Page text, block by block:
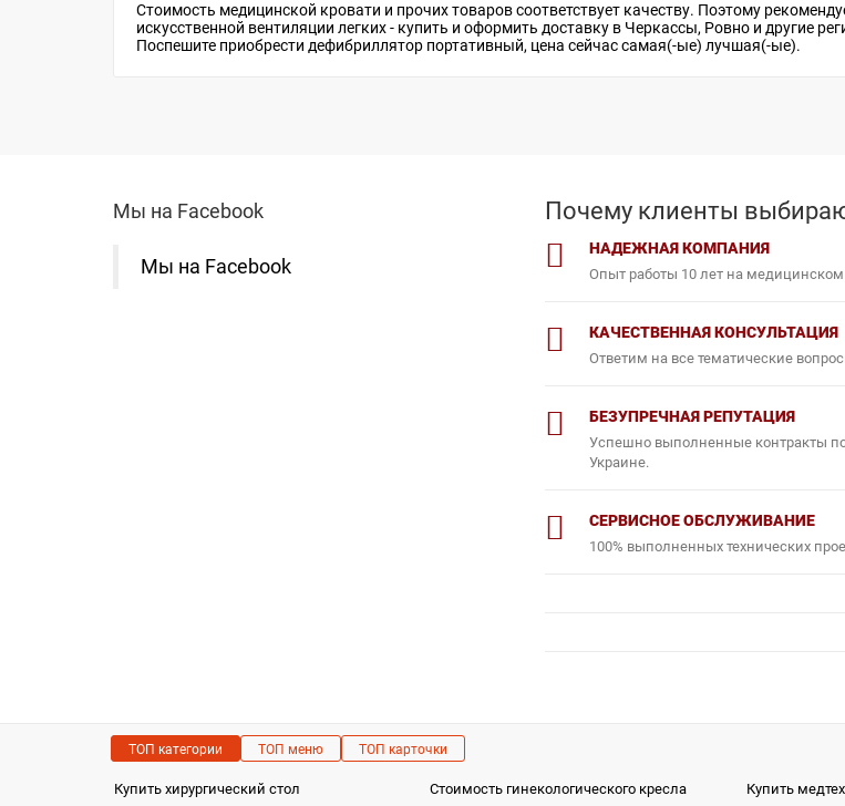
Стоимость медицинской кровати и прочих товаров соответствует качеству. Поэтому
искусственной вентиляции легких - купить и оформить доставку в Черкассы, Ровно и другие
Поспешите приобрести дефибриллятор портативный, цена сейчас самая(-ые) лучшая(-ые).
Мы на Facebook
Мы на Facebook
Почему клиенты
НАДЕЖНАЯ КОМПАНИЯ
Опыт работы 10 лет на
КАЧЕСТВЕННАЯ КОНСУЛЬТАЦИЯ
Ответим на все тематические
БЕЗУПРЕЧНАЯ РЕПУТАЦИЯ
Успешно выполненные контракты
Украине.
СЕРВИСНОЕ ОБСЛУЖИВАНИЕ
100% выполненных технических
ТОП категории ТОП меню ТОП карточки
Купить хирургический стол
Стоимость гинекологического кресла
Купить